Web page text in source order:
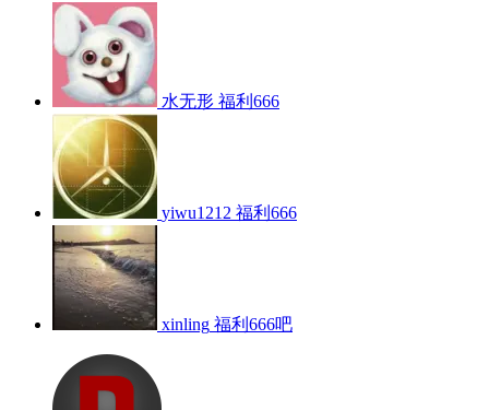
水无形 福利666
yiwu1212 福利666
xinling 福利666吧